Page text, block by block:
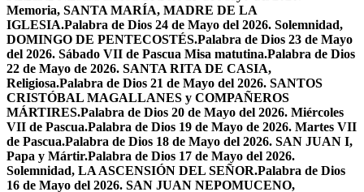
Memoria, SANTA MARÍA, MADRE DE LA
IGLESIA.Palabra de Dios 24 de Mayo del 2026. Solemnidad,
DOMINGO DE PENTECOSTÉS.Palabra de Dios 23 de Mayo
del 2026. Sábado VII de Pascua Misa matutina.Palabra de Dios
22 de Mayo de 2026. SANTA RITA DE CASIA,
Religiosa.Palabra de Dios 21 de Mayo del 2026. SANTOS
CRISTÓBAL MAGALLANES y COMPAÑEROS
MÁRTIRES.Palabra de Dios 20 de Mayo del 2026. Miércoles
VII de Pascua.Palabra de Dios 19 de Mayo de 2026. Martes VII
de Pascua.Palabra de Dios 18 de Mayo del 2026. SAN JUAN I,
Papa y Mártir.Palabra de Dios 17 de Mayo del 2026.
Solemnidad, LA ASCENSIÓN DEL SEÑOR.Palabra de Dios
16 de Mayo del 2026. SAN JUAN NEPOMUCENO,